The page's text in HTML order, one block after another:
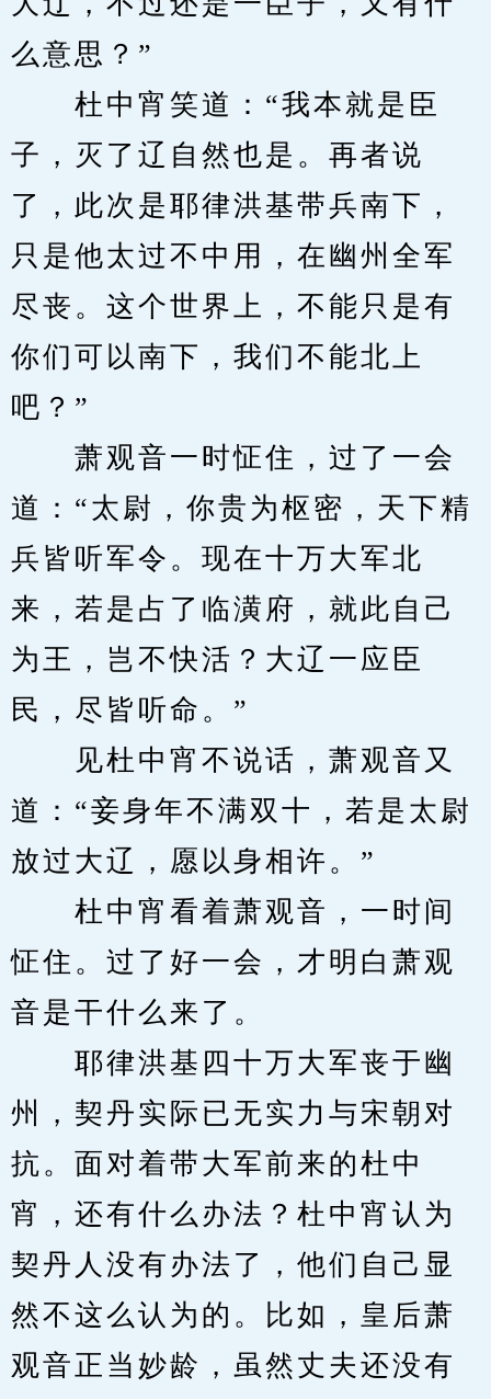
么意思？”
杜中宵笑道：“我本就是臣
子，灭了辽自然也是。再者说
了，此次是耶律洪基带兵南下，
只是他太过不中用，在幽州全军
尽丧。这个世界上，不能只是有
你们可以南下，我们不能北上
吧？”
萧观音一时怔住，过了一会
道：“太尉，你贵为枢密，天下精
兵皆听军令。现在十万大军北
来，若是占了临潢府，就此自己
为王，岂不快活？大辽一应臣
民，尽皆听命。”
见杜中宵不说话，萧观音又
道：“妾身年不满双十，若是太尉
放过大辽，愿以身相许。”
杜中宵看着萧观音，一时间
怔住。过了好一会，才明白萧观
音是干什么来了。
耶律洪基四十万大军丧于幽
州，契丹实际已无实力与宋朝对
抗。面对着带大军前来的杜中
宵，还有什么办法？杜中宵认为
契丹人没有办法了，他们自己显
然不这么认为的。比如，皇后萧
观音正当妙龄，虽然丈夫还没有